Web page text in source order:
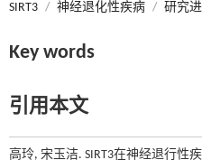
SIRT3 / 神经退化性疾病 / 研究
Key words
引用本文
高玲, 宋玉洁. SIRT3在神经退行性